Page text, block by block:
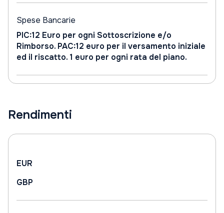
Spese Bancarie
PIC:12 Euro per ogni Sottoscrizione e/o
Rimborso. PAC:12 euro per il versamento iniziale
ed il riscatto. 1 euro per ogni rata del piano.
Rendimenti
EUR
GBP